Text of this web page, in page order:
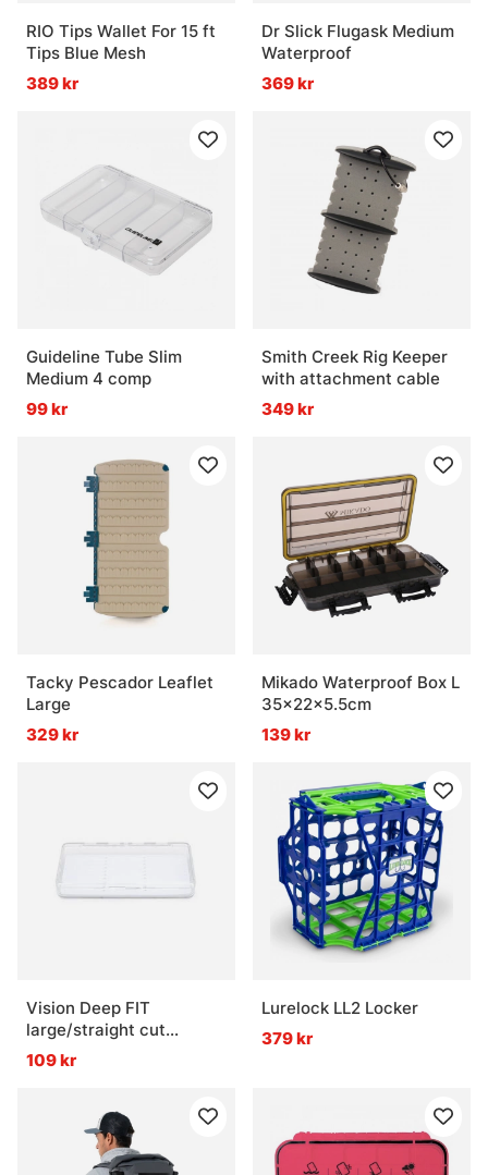
RIO Tips Wallet For 15 ft
Tips Blue Mesh
389 kr
Dr Slick Flugask Medium
Waterproof
369 kr
Guideline Tube Slim
Medium 4 comp
99 kr
Smith Creek Rig Keeper
with attachment cable
349 kr
Tacky Pescador Leaflet
Large
329 kr
Mikado Waterproof Box L
35x22x5.5cm
139 kr
Vision Deep FIT
large/straight cut
(18,5x10x2,8cm)
109 kr
Lurelock LL2 Locker
379 kr